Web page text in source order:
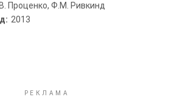
Проценко, Ф.М. Ривкинд
2013